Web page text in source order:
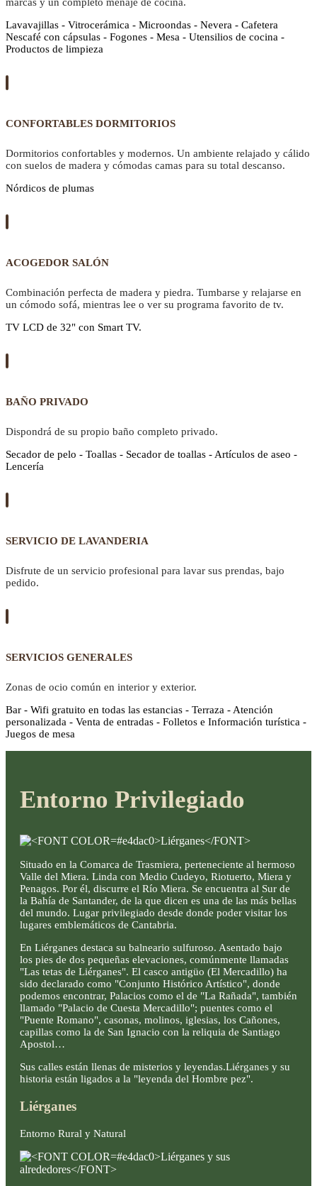
Lavavajillas - Vitrocerámica - Microondas - Nevera - Cafetera
Nescafé con cápsulas - Fogones - Mesa - Utensilios de cocina -
Productos de limpieza
CONFORTABLES DORMITORIOS
Dormitorios confortables y modernos. Un ambiente relajado y cálido
con suelos de madera y cómodas camas para su total descanso.
Nórdicos de plumas
ACOGEDOR SALÓN
Combinación perfecta de madera y piedra. Tumbarse y relajarse en
un cómodo sofá, mientras lee o ver su programa favorito de tv.
TV LCD de 32" con Smart TV.
BAÑO PRIVADO
Dispondrá de su propio baño completo privado.
Secador de pelo - Toallas - Secador de toallas - Artículos de aseo -
Lencería
SERVICIO DE LAVANDERIA
Disfrute de un servicio profesional para lavar sus prendas, bajo
pedido.
SERVICIOS GENERALES
Zonas de ocio común en interior y exterior.
Bar - Wifi gratuito en todas las estancias - Terraza - Atención
personalizada - Venta de entradas - Folletos e Información turística -
Juegos de mesa
Entorno Privilegiado
Situado en la Comarca de Trasmiera, perteneciente al hermoso
Valle del Miera. Linda con Medio Cudeyo, Riotuerto, Miera y
Penagos. Por él, discurre el Río Miera. Se encuentra al Sur de
la Bahía de Santander, de la que dicen es una de las más bellas
del mundo. Lugar privilegiado desde donde poder visitar los
lugares emblemáticos de Cantabria.
En Liérganes destaca su balneario sulfuroso. Asentado bajo
los pies de dos pequeñas elevaciones, comúnmente llamadas
"Las tetas de Liérganes". El casco antigüo (El Mercadillo) ha
sido declarado como "Conjunto Histórico Artístico", donde
podemos encontrar, Palacios como el de "La Rañada", también
llamado "Palacio de Cuesta Mercadillo"; puentes como el
"Puente Romano", casonas, molinos, iglesias, los Cañones,
capillas como la de San Ignacio con la reliquia de Santiago
Apostol…
Sus calles están llenas de misterios y leyendas.Liérganes y su
historia están ligados a la "leyenda del Hombre pez".
Liérganes
Entorno Rural y Natural